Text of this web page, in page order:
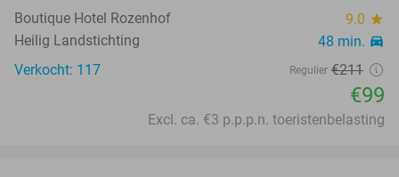
Boutique Hotel Rozenhof 9.0 star
Heilig Landstichting 48 min. directions_car
Verkocht: 117 Regulier €211
€99
Excl. ca. €3 p.p.p.n. toeristenbelasting